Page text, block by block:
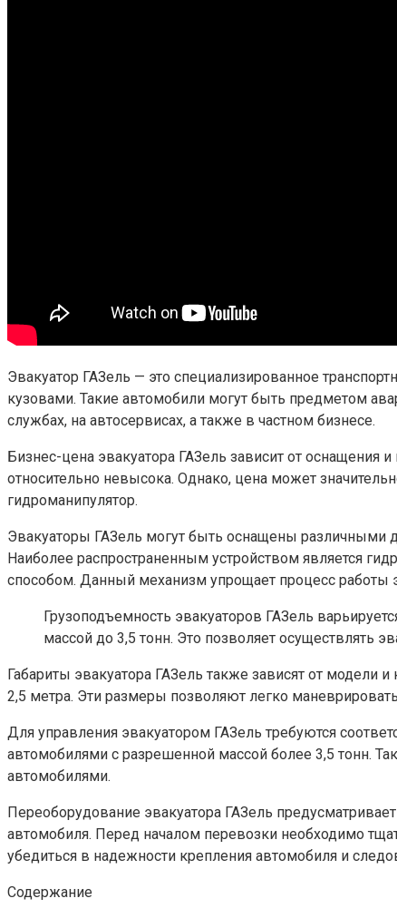
Эвакуатор ГАЗель — это специализированное
кузовами. Такие автомобили могут быть предметом
службах, на автосервисах, а также в частном бизнесе.
Бизнес-цена эвакуатора ГАЗель зависит от оснащения
относительно невысока. Однако, цена может
гидроманипулятор.
Эвакуаторы ГАЗель могут быть оснащены различными
Наиболее распространенным устройством является
способом. Данный механизм упрощает процесс работы
Грузоподъемность эвакуаторов ГАЗель
массой до 3,5 тонн. Это позволяет осуществлять
Габариты эвакуатора ГАЗель также зависят от
2,5 метра. Эти размеры позволяют легко
Для управления эвакуатором ГАЗель требуются
автомобилями с разрешенной массой более 3,5 тонн.
автомобилями.
Переоборудование эвакуатора ГАЗель
автомобиля. Перед началом перевозки необходимо
убедиться в надежности крепления автомобиля и
Содержание